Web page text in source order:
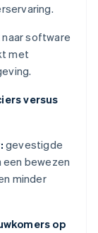
software
met
versus
gevestigde
bewezen
minder
op